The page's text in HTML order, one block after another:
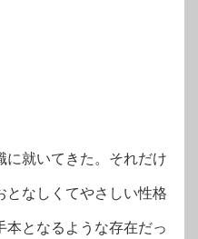
に就いてきた。それだけ
となしくてやさしい性格
本となるような存在だっ